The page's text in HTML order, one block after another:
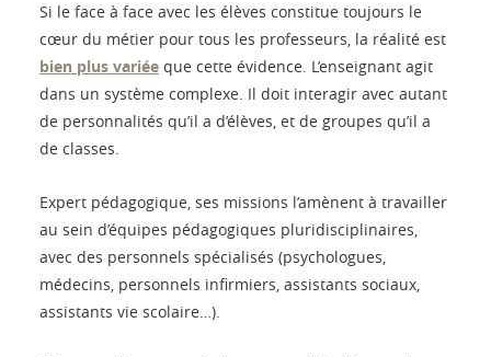
Si le face à face avec les élèves constitue toujours le
cœur du métier pour tous les professeurs, la réalité est
bien plus variée que cette évidence. L’enseignant agit
dans un système complexe. Il doit interagir avec autant
de personnalités qu’il a d’élèves, et de groupes qu’il a
de classes.
Expert pédagogique, ses missions l’amènent à travailler
au sein d’équipes pédagogiques pluridisciplinaires,
avec des personnels spécialisés (psychologues,
médecins, personnels infirmiers, assistants sociaux,
assistants vie scolaire…).